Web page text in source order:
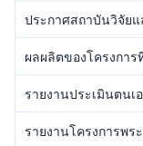
ประกาศสถาบันวิจัย
ผลผลิตของโครงการ
รายงานประเมินตนเ
รายงานโครงการพร